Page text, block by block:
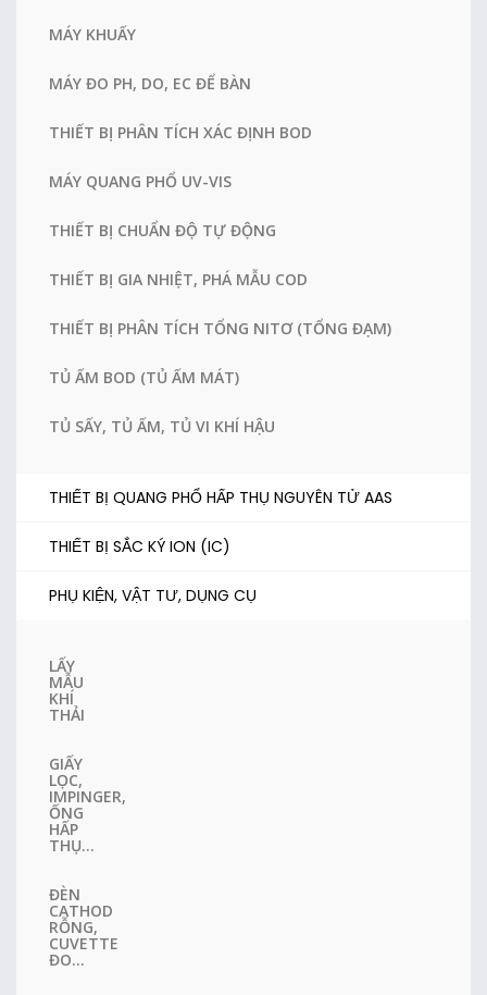
MÁY KHUẤY
MÁY ĐO PH, DO, EC ĐỂ BÀN
THIẾT BỊ PHÂN TÍCH XÁC ĐỊNH BOD
MÁY QUANG PHỔ UV-VIS
THIẾT BỊ CHUẨN ĐỘ TỰ ĐỘNG
THIẾT BỊ GIA NHIỆT, PHÁ MẪU COD
THIẾT BỊ PHÂN TÍCH TỔNG NITƠ (TỔNG ĐẠM)
TỦ ẤM BOD (TỦ ẤM MÁT)
TỦ SẤY, TỦ ẤM, TỦ VI KHÍ HẬU
THIẾT BỊ QUANG PHỔ HẤP THỤ NGUYÊN TỬ AAS
THIẾT BỊ SẮC KÝ ION (IC)
PHỤ KIỆN, VẬT TƯ, DỤNG CỤ
LẤY
MẪU
KHÍ
THẢI
GIẤY
LỌC,
IMPINGER,
ỐNG
HẤP
THỤ...
ĐÈN
CATHOD
RỖNG,
CUVETTE
ĐO...